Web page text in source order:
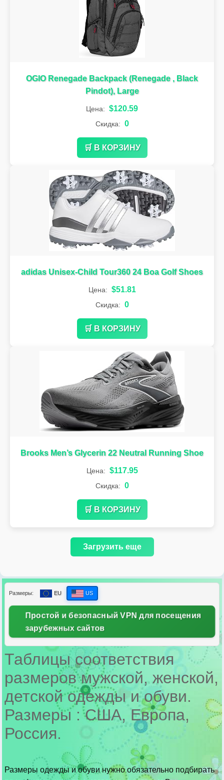
OGIO Renegade Backpack (Renegade , Black
Pindot), Large
Цена: $120.59
Скидка: 0
🛒 В КОРЗИНУ
adidas Unisex-Child Tour360 24 Boa Golf Shoes
Цена: $51.81
Скидка: 0
🛒 В КОРЗИНУ
Brooks Men’s Glycerin 22 Neutral Running Shoe
Цена: $117.95
Скидка: 0
🛒 В КОРЗИНУ
Загрузить еще
Размеры: EU US
Простой и безопасный VPN для посещения
зарубежных сайтов
Таблицы соответствия
размеров мужской, женской,
детской одежды и обуви.
Размеры : США, Европа,
Россия.
Размеры одежды и обуви нужно обязательно подбирать